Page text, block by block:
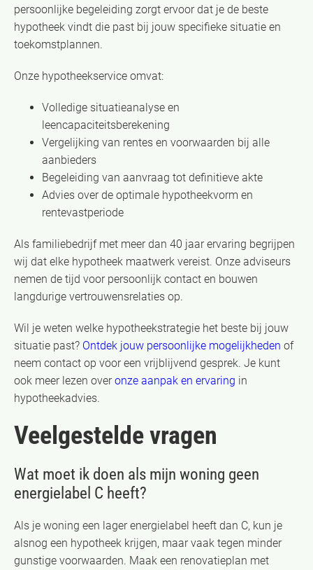
persoonlijke begeleiding zorgt ervoor dat je de beste
hypotheek vindt die past bij jouw specifieke situatie en
toekomstplannen.
Onze hypotheekservice omvat:
Volledige situatieanalyse en
leencapaciteitsberekening
Vergelijking van rentes en voorwaarden bij alle
aanbieders
Begeleiding van aanvraag tot definitieve akte
Advies over de optimale hypotheekvorm en
rentevastperiode
Als familiebedrijf met meer dan 40 jaar ervaring begrijpen
wij dat elke hypotheek maatwerk vereist. Onze adviseurs
nemen de tijd voor persoonlijk contact en bouwen
langdurige vertrouwensrelaties op.
Wil je weten welke hypotheekstrategie het beste bij jouw
situatie past? Ontdek jouw persoonlijke mogelijkheden of
neem contact op voor een vrijblijvend gesprek. Je kunt
ook meer lezen overonze aanpak en ervaring in
hypotheekadvies.
Veelgestelde vragen
Wat moet ik doen als mijn woning geen
energielabel C heeft?
Als je woning een lager energielabel heeft dan C, kun je
alsnog een hypotheek krijgen, maar vaak tegen minder
gunstige voorwaarden. Maak een renovatieplan met